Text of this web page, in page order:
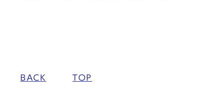
BACK TOP